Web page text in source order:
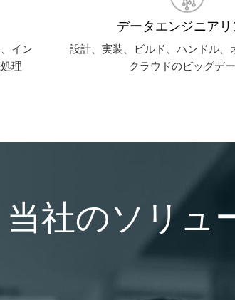
イン
理
データエンジニアリ
設計、実装、ビルド、ハンドル、
クラウドのビッグデ
当社のソリュ